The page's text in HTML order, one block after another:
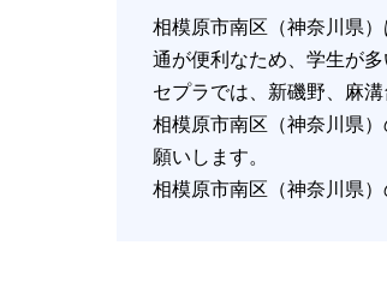
相模原市南区（神奈川県
通が便利なため、学生が多
セプラでは、新磯野、麻
相模原市南区（神奈川県
願いします。
相模原市南区（神奈川県